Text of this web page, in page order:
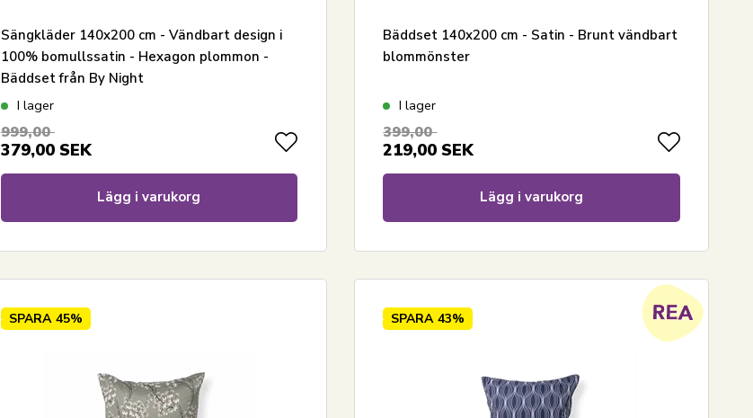
Sängkläder 140x200 cm - Vändbart design i
100% bomullssatin - Hexagon plommon -
Bäddset från By Night
I lager
999,00
379,00 SEK
Lägg i varukorg
Bäddset 140x200 cm - Satin - Brunt vändbart
blommönster
I lager
399,00
219,00 SEK
Lägg i varukorg
SPARA 45% SPARA 43%